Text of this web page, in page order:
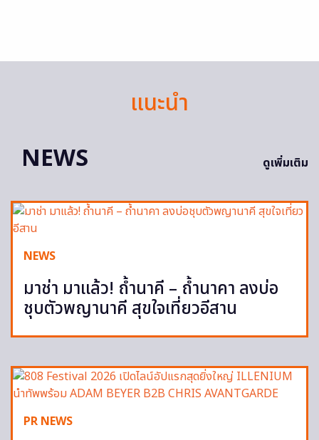
แนะนำ
NEWS
ดูเพิ่มเติม
NEWS
มาช่า มาแล้ว! ถ้ำนาคี – ถ้ำนาคา ลงบ่อ
ชุบตัวพญานาคี สุขใจเที่ยวอีสาน
PR NEWS